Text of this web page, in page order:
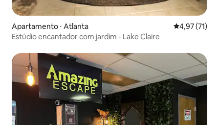
Apartamento ⋅ Atlanta 4,97 de uma
4,97 (71)
Estúdio encantador com jardim - Lake Claire